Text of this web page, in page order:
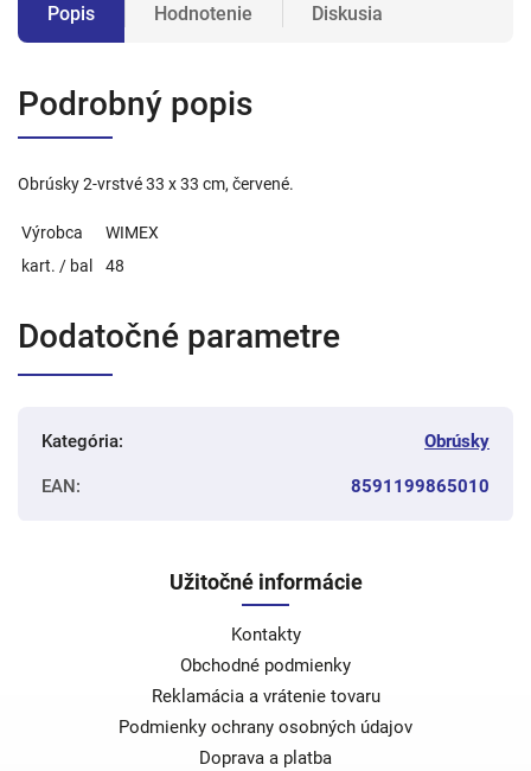
Popis Hodnotenie Diskusia
Podrobný popis
Obrúsky 2-vrstvé 33 x 33 cm, červené.
Výrobca
WIMEX
kart. / bal
48
Dodatočné parametre
Kategória: Obrúsky
EAN: 8591199865010
Užitočné informácie
Kontakty
Obchodné podmienky
Reklamácia a vrátenie tovaru
Podmienky ochrany osobných údajov
Doprava a platba